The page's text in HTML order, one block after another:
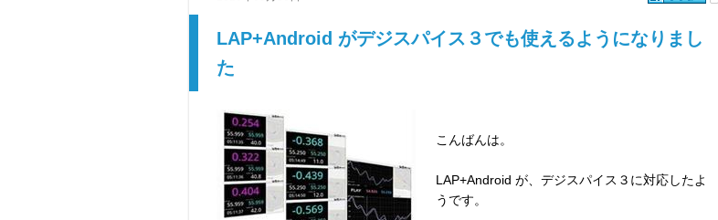
LAP+Android がデジスパイス３でも使えるようになりまし
た
こんばんは。
LAP+Android が、デジスパイス３に対応したよ
うです。